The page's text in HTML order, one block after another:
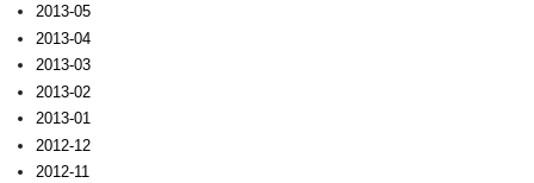
2013-05
2013-04
2013-03
2013-02
2013-01
2012-12
2012-11